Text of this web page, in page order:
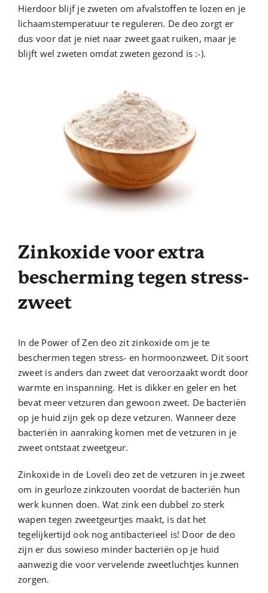
Hierdoor blijf je zweten om afvalstoffen te lozen en je
lichaamstemperatuur te reguleren. De deo zorgt er
dus voor dat je niet naar zweet gaat ruiken, maar je
blijft wel zweten omdat zweten gezond is :-).
Zinkoxide voor extra
bescherming tegen stress-
zweet
In de Power of Zen deo zit zinkoxide om je te
beschermen tegen stress- en hormoonzweet. Dit soort
zweet is anders dan zweet dat veroorzaakt wordt door
warmte en inspanning. Het is dikker en geler en het
bevat meer vetzuren dan gewoon zweet. De bacteriën
op je huid zijn gek op deze vetzuren. Wanneer deze
bacteriën in aanraking komen met de vetzuren in je
zweet ontstaat zweetgeur.
Zinkoxide in de Loveli deo zet de vetzuren in je zweet
om in geurloze zinkzouten voordat de bacteriën hun
werk kunnen doen. Wat zink een dubbel zo sterk
wapen tegen zweetgeurtjes maakt, is dat het
tegelijkertijd ook nog antibacterieel is! Door de deo
zijn er dus sowieso minder bacteriën op je huid
aanwezig die voor vervelende zweetluchtjes kunnen
zorgen.